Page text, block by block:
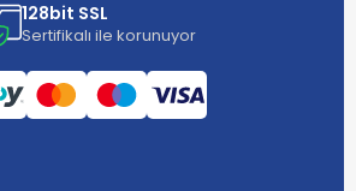
128bit SSL
Sertifikalı ile korunuyor